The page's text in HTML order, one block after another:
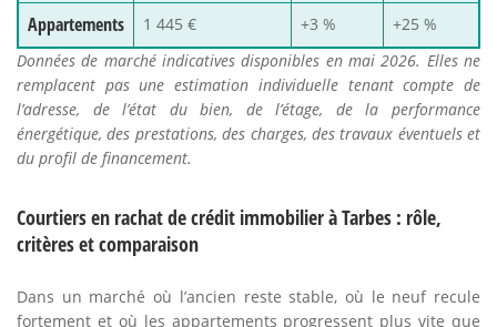
Appartements 1 445 € +3 %
+25 %
Données de marché indicatives disponibles en mai 2026. Elles ne
remplacent pas une estimation individuelle tenant compte de
l’adresse, de l’état du bien, de l’étage, de la performance
énergétique, des prestations, des charges, des travaux éventuels et
du profil de financement.
Courtiers en rachat de crédit immobilier à Tarbes : rôle,
critères et comparaison
Dans un marché où l’ancien reste stable, où le neuf recule
fortement et où les appartements progressent plus vite que